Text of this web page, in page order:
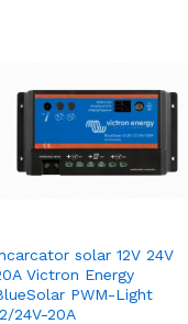
solar 12V 24V
Victron Energy
PWM-Light
24V-20A